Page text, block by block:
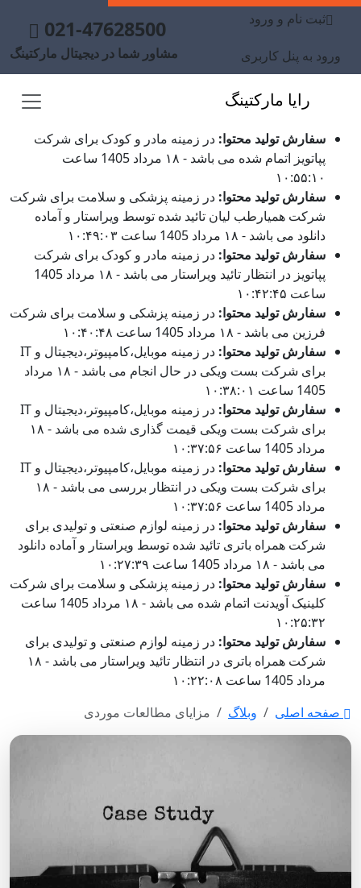
ثبت نام و ورود
ورود به پنل کاربری
021-47628500
مشاور شما در دیجیتال مارکتینگ
رایا مارکتینگ
سفارش تولید محتوا: در زمینه مادر و کودک برای شرکت
پپاتویز اتمام شده می باشد - ۱۸ مرداد 1405 ساعت
۱۰:۵۵:۱۰
سفارش تولید محتوا: در زمینه پزشکی و سلامت برای شرکت
شرکت همیارطب لیان تائید شده توسط ویراستار و آماده
دانلود می باشد - ۱۸ مرداد 1405 ساعت ۱۰:۴۹:۰۳
سفارش تولید محتوا: در زمینه مادر و کودک برای شرکت
پپاتویز در انتظار تائید ویراستار می باشد - ۱۸ مرداد 1405
ساعت ۱۰:۴۲:۴۵
سفارش تولید محتوا: در زمینه پزشکی و سلامت برای شرکت
فرزین می باشد - ۱۸ مرداد 1405 ساعت ۱۰:۴۰:۴۸
سفارش تولید محتوا:
در زمینه موبایل،کامپیوتر،دیجیتال و IT
برای شرکت بست ویکی در حال انجام می باشد - ۱۸ مرداد
1405 ساعت ۱۰:۳۸:۰۱
سفارش تولید محتوا:
در زمینه موبایل،کامپیوتر،دیجیتال و IT
برای شرکت بست ویکی قیمت گذاری شده می باشد - ۱۸
مرداد 1405 ساعت ۱۰:۳۷:۵۶
سفارش تولید محتوا:
در زمینه موبایل،کامپیوتر،دیجیتال و IT
برای شرکت بست ویکی در انتظار بررسی می باشد - ۱۸
مرداد 1405 ساعت ۱۰:۳۷:۵۶
سفارش تولید محتوا: در زمینه لوازم صنعتی و تولیدی برای
شرکت همراه باتری تائید شده توسط ویراستار و آماده دانلود
می باشد - ۱۸ مرداد 1405 ساعت ۱۰:۲۷:۳۹
سفارش تولید محتوا: در زمینه پزشکی و سلامت برای شرکت
کلینیک آویدنت اتمام شده می باشد - ۱۸ مرداد 1405 ساعت
۱۰:۲۵:۳۲
سفارش تولید محتوا: در زمینه لوازم صنعتی و تولیدی برای
شرکت همراه باتری در انتظار تائید ویراستار می باشد - ۱۸
مرداد 1405 ساعت ۱۰:۲۲:۰۸
صفحه اصلی
وبلاگ مزایای مطالعات موردی